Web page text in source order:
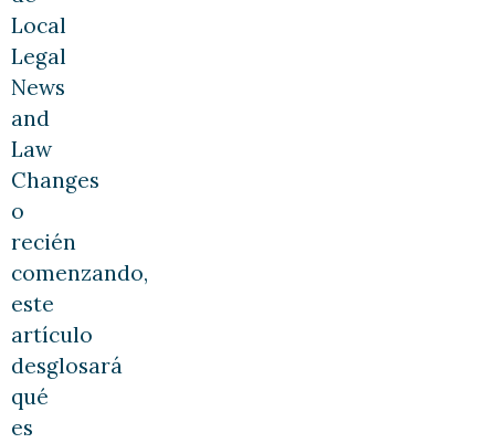
Local
Legal
News
and
Law
Changes
o
recién
comenzando,
este
artículo
desglosará
qué
es